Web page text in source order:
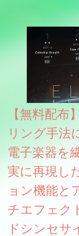
【無料配
リング手法
電子楽器を
実に再現し
ョン機能と
チエフェク
ドシンセサ